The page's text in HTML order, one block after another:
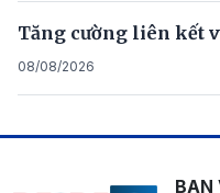
Tăng cường liên kết
08/08/2026
BAN